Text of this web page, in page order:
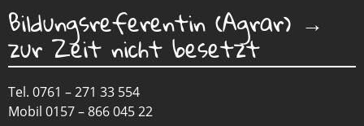
Bildungsreferentin (Agrar) →
zur Zeit nicht besetzt
Tel. 0761 – 271 33 554
Mobil 0157 – 866 045 22